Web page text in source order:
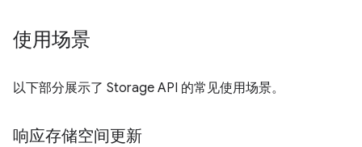
使用场景
以下部分展示了 Storage API 的常见使用场景。
响应存储空间更新